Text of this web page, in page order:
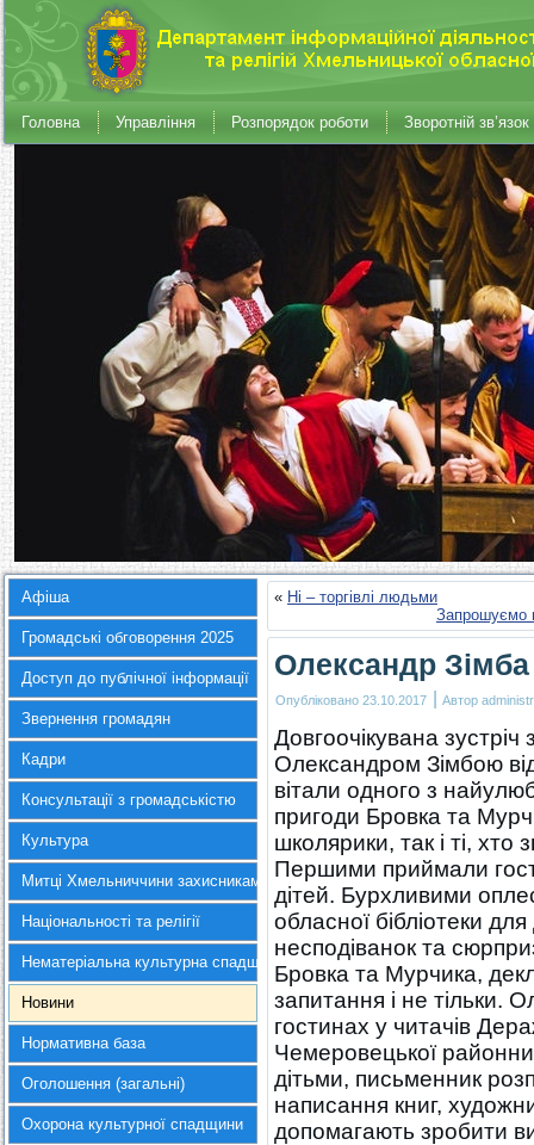
Головна Управління Розпорядок роботи Зворотній зв’язок
Афіша
Громадські обговорення 2025
Доступ до публічної інформації
Звернення громадян
Кадри
Консультації з громадськістю
Культура
Митці Хмельниччини захисникам України
Національності та релігії
Нематеріальна культурна спадщина
Новини
Нормативна база
Оголошення (загальні)
Охорона культурної спадщини
« Ні – торгівлі людьми
Запрошуємо
Олександр
Опубліковано 23.10.2017 | Автор
Довгоочікувана
Олександром Зімбою
вітали одного з
пригоди Бровка та
школярики, так і ті, хто
Першими приймали
дітей. Бурхливими
обласної бібліотеки
несподіванок та
Бровка та Мурчика,
запитання і не тільки.
гостинах у читачів
Чемеровецької
дітьми, письменник
написання книг,
допомагають зробити